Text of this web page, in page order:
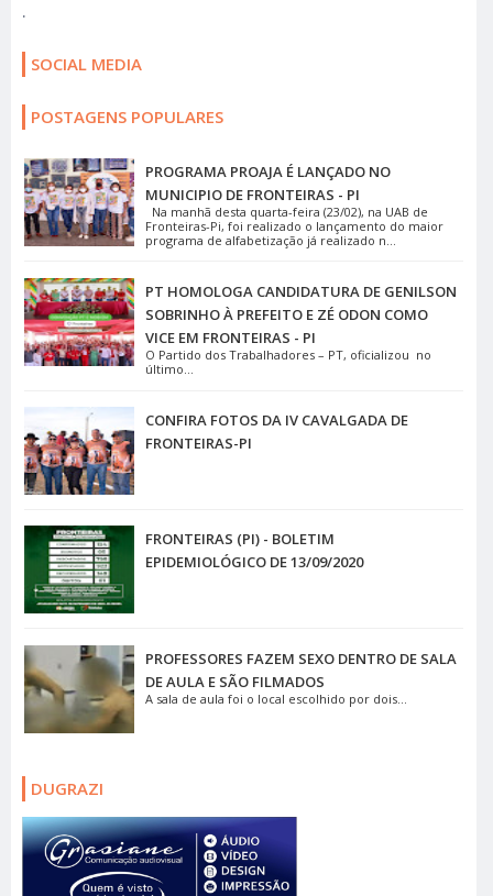
.
SOCIAL MEDIA
POSTAGENS POPULARES
PROGRAMA PROAJA É LANÇADO NO
MUNICIPIO DE FRONTEIRAS - PI
Na manhã desta quarta-feira (23/02), na UAB de
Fronteiras-Pi, foi realizado o lançamento do maior
programa de alfabetização já realizado n...
PT HOMOLOGA CANDIDATURA DE GENILSON
SOBRINHO À PREFEITO E ZÉ ODON COMO
VICE EM FRONTEIRAS - PI
O Partido dos Trabalhadores – PT, oficializou no
último...
CONFIRA FOTOS DA IV CAVALGADA DE
FRONTEIRAS-PI
FRONTEIRAS (PI) - BOLETIM
EPIDEMIOLÓGICO DE 13/09/2020
PROFESSORES FAZEM SEXO DENTRO DE SALA
DE AULA E SÃO FILMADOS
A sala de aula foi o local escolhido por dois...
DUGRAZI